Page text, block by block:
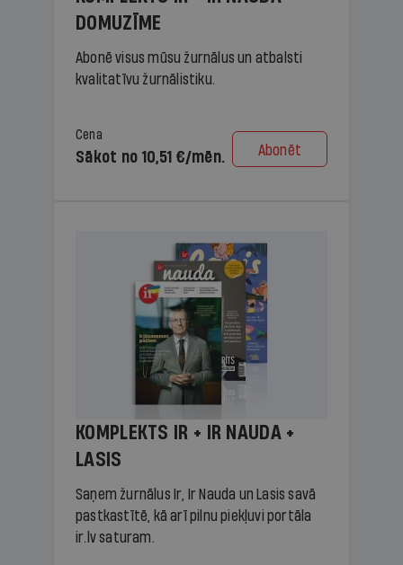
DOMUZĪME
Abonē visus mūsu žurnālus un atbalsti
kvalitatīvu žurnālistiku.
Cena
Sākot no 10,51 €/mēn. Abonēt
KOMPLEKTS IR + IR NAUDA +
LASIS
Saņem žurnālus Ir, Ir Nauda un Lasis savā
pastkastītē, kā arī pilnu piekļuvi portāla
ir.lv saturam.